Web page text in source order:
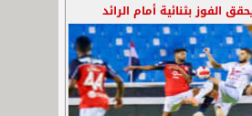
الفوز بثنائية أمام الرائد